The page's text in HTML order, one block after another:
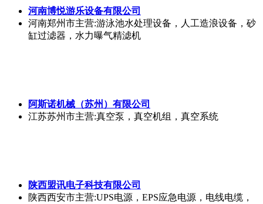
河南博悦游乐设备有限公司
河南郑州市主营:游泳池水处理设备，人工造浪设备，砂
缸过滤器，水力曝气精滤机
阿斯诺机械（苏州）有限公司
江苏苏州市主营:真空泵，真空机组，真空系统
陕西盟讯电子科技有限公司
陕西西安市主营:UPS电源，EPS应急电源，电线电缆，